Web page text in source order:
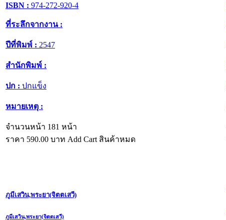
ISBN : 974-272-920-4
ที่ระลึกจากงาน :
ปีที่พิมพ์ : 2547
สำนักพิมพ์ :
ปก : ปกแข็ง
หมายเหตุ :
จำนวนหน้า 181 หน้า
ราคา 590.00 บาท Add Cart สินค้าหมด
ภูมีเสวิน,พระยา(จิตตเสวี)
ภูมีเสวิน,พระยา(จิตตเสวี)